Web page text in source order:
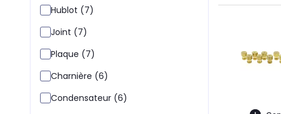
Hublot (7)
Joint (7)
Plaque (7)
Charnière (6)
Condensateur (6)